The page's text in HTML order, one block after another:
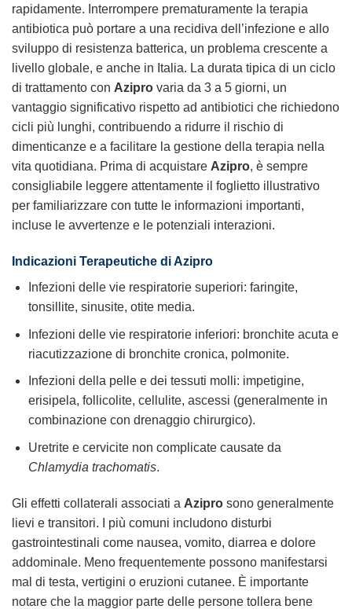
rapidamente. Interrompere prematuramente la terapia
antibiotica può portare a una recidiva dell’infezione e allo
sviluppo di resistenza batterica, un problema crescente a
livello globale, e anche in Italia. La durata tipica di un ciclo
di trattamento con Azipro varia da 3 a 5 giorni, un
vantaggio significativo rispetto ad antibiotici che richiedono
cicli più lunghi, contribuendo a ridurre il rischio di
dimenticanze e a facilitare la gestione della terapia nella
vita quotidiana. Prima di acquistare Azipro, è sempre
consigliabile leggere attentamente il foglietto illustrativo
per familiarizzare con tutte le informazioni importanti,
incluse le avvertenze e le potenziali interazioni.
Indicazioni Terapeutiche di Azipro
Infezioni delle vie respiratorie superiori: faringite,
tonsillite, sinusite, otite media.
Infezioni delle vie respiratorie inferiori: bronchite acuta e
riacutizzazione di bronchite cronica, polmonite.
Infezioni della pelle e dei tessuti molli: impetigine,
erisipela, follicolite, cellulite, ascessi (generalmente in
combinazione con drenaggio chirurgico).
Uretrite e cervicite non complicate causate da
Chlamydia trachomatis.
Gli effetti collaterali associati a Azipro sono generalmente
lievi e transitori. I più comuni includono disturbi
gastrointestinali come nausea, vomito, diarrea e dolore
addominale. Meno frequentemente possono manifestarsi
mal di testa, vertigini o eruzioni cutanee. È importante
notare che la maggior parte delle persone tollera bene